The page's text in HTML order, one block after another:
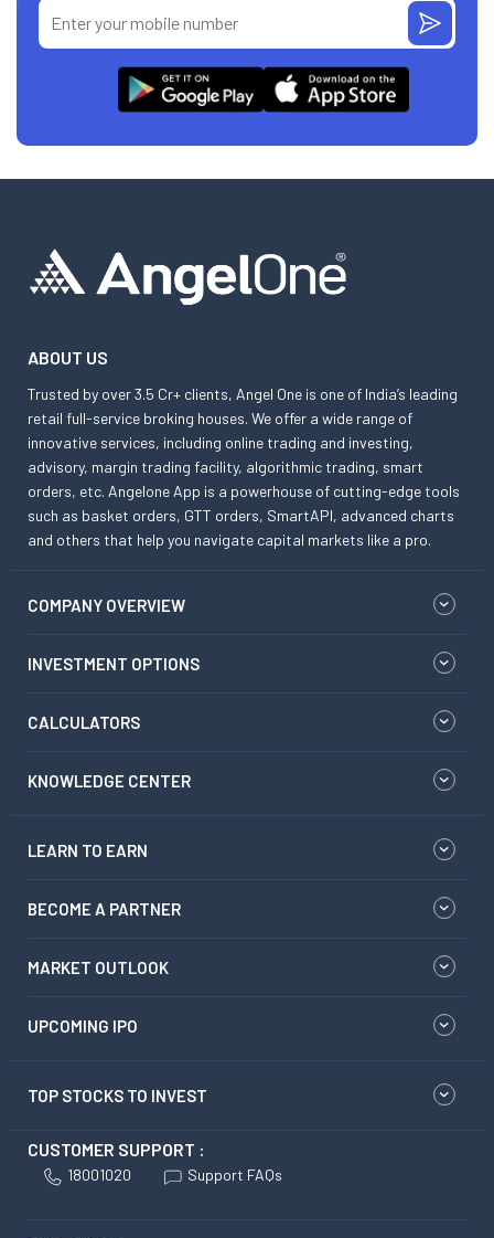
ABOUT US
Trusted by over 3.5 Cr+ clients, Angel One is one of India’s leading
retail full-service broking houses. We offer a wide range of
innovative services, including online trading and investing,
advisory, margin trading facility, algorithmic trading, smart
orders, etc. Angelone App is a powerhouse of cutting-edge tools
such as basket orders, GTT orders, SmartAPI, advanced charts
and others that help you navigate capital markets like a pro.
COMPANY OVERVIEW
INVESTMENT OPTIONS
CALCULATORS
KNOWLEDGE CENTER
LEARN TO EARN
BECOME A PARTNER
MARKET OUTLOOK
UPCOMING IPO
TOP STOCKS TO INVEST
CUSTOMER SUPPORT :
18001020 Support FAQs